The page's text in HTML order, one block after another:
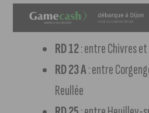
RD 12: entre Chivres
RD 23 A: entre
Reullée